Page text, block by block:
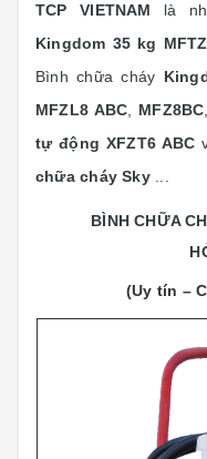
TCP VIETNAM là
Kingdom 35 kg
Bình chữa cháy
MFZL8 ABC
MFZ8BC
tự động XFZT6 ABC
chữa cháy Sky...
BÌNH CHỮA
(Uy tín –